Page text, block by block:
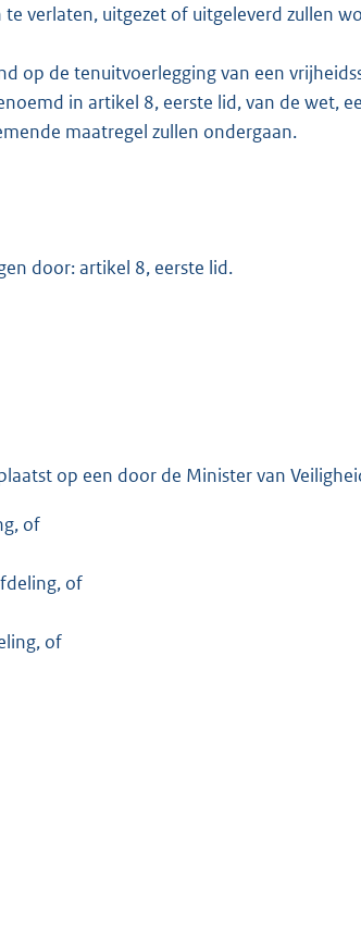
te verlaten, uitgezet of uitgeleverd zullen
op de tenuitvoerlegging van een
in artikel 8, eerste lid, van de wet,
maatregel zullen ondergaan.
door: artikel 8, eerste lid.
op een door de Minister van
of
of
of